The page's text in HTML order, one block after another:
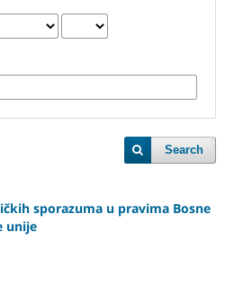
Search
sporazuma u pravima Bosne
unije